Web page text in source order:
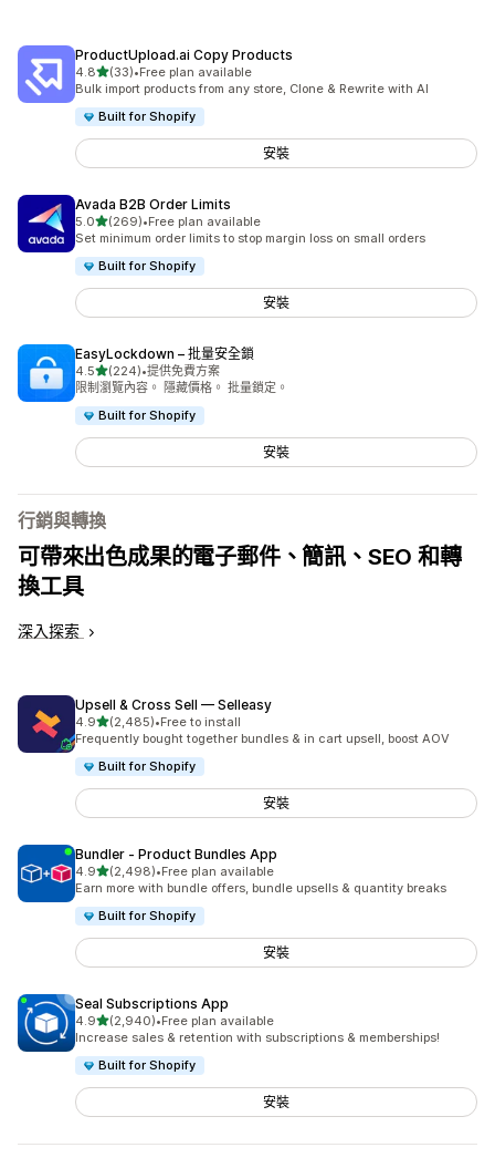
ProductUpload.ai Copy Products
4.8滿分 5 顆星
(33)
共有 33 則評價
•Free plan available
Bulk import products from any store, Clone & Rewrite with AI
Built for Shopify
安裝
Avada B2B Order Limits
5.0滿分 5 顆星
(269)
共有 269 則評價
•Free plan available
Set minimum order limits to stop margin loss on small orders
Built for Shopify
安裝
EasyLockdown – 批量安全鎖
4.5滿分 5 顆星
(224)
共有 224 則評價
•提供免費方案
限制瀏覽內容。 隱藏價格。 批量鎖定。
Built for Shopify
安裝
行銷與轉換
可帶來出色成果的電子郵件、簡訊、SEO 和轉
換工具
深入探索
Upsell & Cross Sell — Selleasy
4.9滿分 5 顆星
(2,485)
共有 2485 則評價
•Free to install
Frequently bought together bundles & in cart upsell, boost AOV
Built for Shopify
安裝
Bundler ‑ Product Bundles App
4.9滿分 5 顆星
(2,498)
共有 2498 則評價
•Free plan available
Earn more with bundle offers, bundle upsells & quantity breaks
Built for Shopify
安裝
Seal Subscriptions App
4.9滿分 5 顆星
(2,940)
共有 2940 則評價
•Free plan available
Increase sales & retention with subscriptions & memberships!
Built for Shopify
安裝